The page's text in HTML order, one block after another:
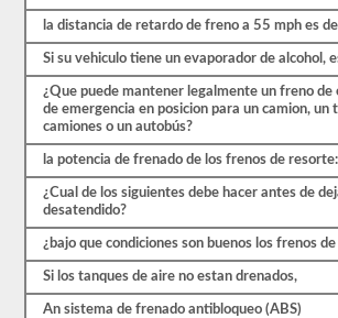
Hay
un
total
de
preguntas
el
examen
de
frenos
aire,
debe
la distancia de retardo de freno a 55 mph es de
Si su vehiculo tiene un evaporador de alcohol,
¿Que puede mantener legalmente un freno de
de emergencia en posicion para un camion, un
camiones o un autobús?
la potencia de frenado de los frenos de resorte:
¿Cual de los siguientes debe hacer antes de
desatendido?
¿bajo que condiciones son buenos los frenos
Si los tanques de aire no estan drenados,
An sistema de frenado antibloqueo (ABS)